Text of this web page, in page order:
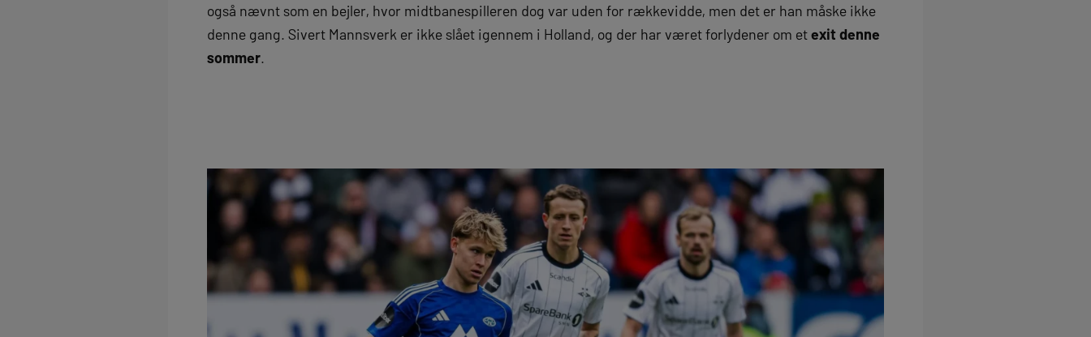
også nævnt som en bejler, hvor midtbanespilleren dog var uden for rækkevidde, men det er han måske ikke
denne gang. Sivert Mannsverk er ikke slået igennem i Holland, og der har været forlydener om etexit denne
sommer.